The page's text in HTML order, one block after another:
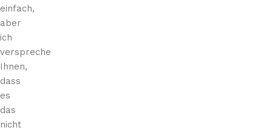
einfach,
aber
ich
verspreche
Ihnen,
dass
es
das
nicht